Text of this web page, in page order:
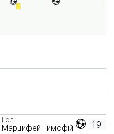
19'
Гол
Марцифей Тимофій